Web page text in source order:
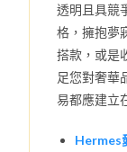
透明且具競
格，擁抱夢
搭款，或是
足您對奢華
易都應建立
Hermes